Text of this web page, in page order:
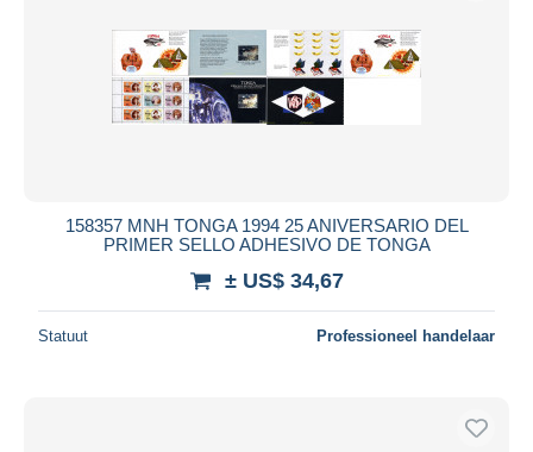
158357 MNH TONGA 1994 25 ANIVERSARIO DEL
PRIMER SELLO ADHESIVO DE TONGA
± US$ 34,67
Statuut Professioneel handelaar